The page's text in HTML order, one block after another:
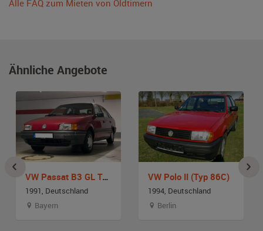
Alle FAQ zum Mieten von Oldtimern
Ähnliche Angebote
VW Passat B3 GL Typ 312 Limousine
1991, Deutschland
Bayern
VW Polo II (Typ 86C)
1994, Deutschland
Berlin